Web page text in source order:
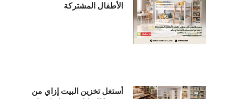
الأطفال المشتركة
أستغل تخزين البيت إزاي من